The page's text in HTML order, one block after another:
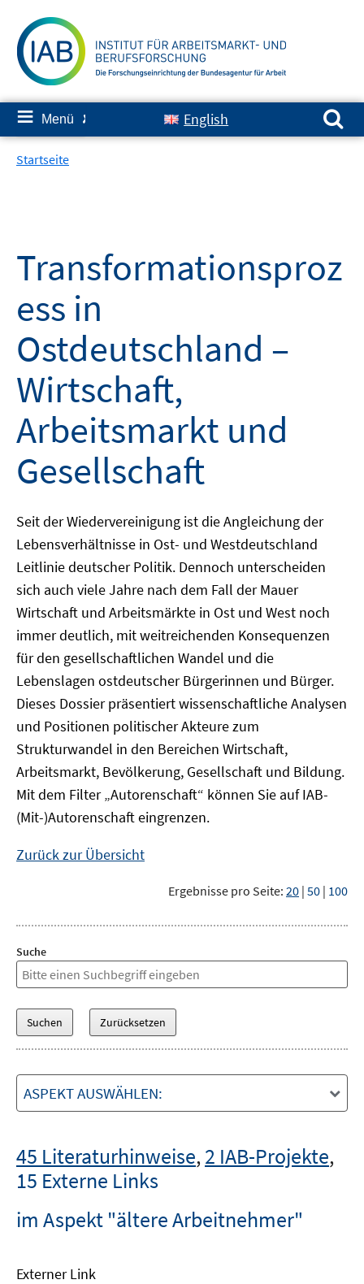
zum
Inhalt
≡ Menü ✘ English
Suchen nach:
Startseite
Transformationsproz
ess in
Ostdeutschland –
Wirtschaft,
Arbeitsmarkt und
Gesellschaft
Seit der Wiedervereinigung ist die Angleichung der
Lebensverhältnisse in Ost- und Westdeutschland
Leitlinie deutscher Politik. Dennoch unterscheiden
sich auch viele Jahre nach dem Fall der Mauer
Wirtschaft und Arbeitsmärkte in Ost und West noch
immer deutlich, mit weitreichenden Konsequenzen
für den gesellschaftlichen Wandel und die
Lebenslagen ostdeutscher Bürgerinnen und Bürger.
Dieses Dossier präsentiert wissenschaftliche Analysen
und Positionen politischer Akteure zum
Strukturwandel in den Bereichen Wirtschaft,
Arbeitsmarkt, Bevölkerung, Gesellschaft und Bildung.
Mit dem Filter „Autorenschaft“ können Sie auf IAB-
(Mit-)Autorenschaft eingrenzen.
Zurück zur Übersicht
Ergebnisse pro Seite: 20 | 50 | 100
Suche
ASPEKT AUSWÄHLEN:
45 Literaturhinweise,2 IAB-Projekte,
15 Externe Links
im Aspekt "ältere Arbeitnehmer"
Externer Link